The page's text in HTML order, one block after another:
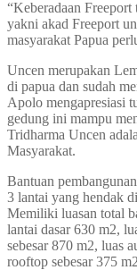
“Keberadaan
yakni akad Freeport
masyarakat Papua
Uncen merupakan
di papua dan sudah
Apolo mengapresiasi
gedung ini mampu
Tridharma Uncen
Masyarakat.
Bantuan
3 lantai yang hendak
Memiliki luasan total
lantai dasar 630 m2,
sebesar 870 m2, luas
rooftop sebesar 375